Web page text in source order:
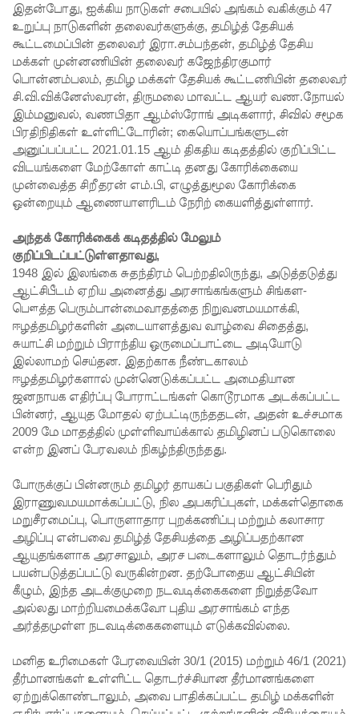
போராட்ட
ம்!
டெங்கு
மரணங்க
ளின்
எண்ணிக்
கை 64
ஆக
அதிகரிப்பு!
குவைத் -
கொழும்பு
ஸ்ரீலங்கன்
வானூர்தி
சேவைக
ள் இன்று
முதல்
மீண்டும்
ஆரம்பம்!
நாளை
இடம்பெற
வுள்ள
தரம் 5
புலமைப்ப
பரீட்சை
தொடர்பில்
இதன்போது, ஐக்கிய நாடுகள் சபையில் அங்கம் வகிக்கும் 47
உறுப்பு நாடுகளின் தலைவர்களுக்கு, தமிழ்த் தேசியக்
கூட்டமைப்பின் தலைவர் இரா.சம்பந்தன், தமிழ்த் தேசிய
மக்கள் முன்னணியின் தலைவர் கஜேந்திரகுமார்
பொன்னம்பலம், தமிழ மக்கள் தேசியக் கூட்டணியின் தலைவர்
சி.வி.விக்னேஸ்வரன், திருமலை மாவட்ட ஆயர் வண.நோயல்
இம்மனுவல், வணபிதா ஆம்ஸ்ரோங் அடிகளார், சிவில் சமூக
பிரதிநிதிகள் உள்ளிட்டோரின்; கையொப்பங்களுடன்
அனுப்பப்பட்ட 2021.01.15 ஆம் திகதிய கடிதத்தில் குறிப்பிட்ட
விடயங்களை மேற்கோள் காட்டி தனது கோரிக்கையை
முன்வைத்த சிறீதரன் எம்.பி, எழுத்துமூல கோரிக்கை
ஒன்றையும் ஆணையாளரிடம் நேரிற் கையளித்துள்ளார்.
அந்தக் கோரிக்கைக் கடிதத்தில் மேலும்
குறிப்பிடப்பட்டுள்ளதாவது,
1948 இல் இலங்கை சுதந்திரம் பெற்றதிலிருந்து, அடுத்தடுத்து
ஆட்சிபீடம் ஏறிய அனைத்து அரசாங்கங்களும் சிங்கள-
பௌத்த பெரும்பான்மைவாதத்தை நிறுவனமயமாக்கி,
ஈழத்தமிழர்களின் அடையாளத்துவ வாழ்வை சிதைத்து,
சுயாட்சி மற்றும் பிராந்திய ஒருமைப்பாட்டை அடியோடு
இல்லாமற் செய்தன. இதற்காக நீண்டகாலம்
ஈழத்தமிழர்களால் முன்னெடுக்கப்பட்ட அமைதியான
ஜனநாயக எதிர்ப்பு போராட்டங்கள் கொடூரமாக அடக்கப்பட்ட
பின்னர், ஆயுத மோதல் ஏற்பட்டிருந்ததடன், அதன் உச்சமாக
2009 மே மாதத்தில் முள்ளிவாய்க்கால் தமிழினப் படுகொலை
என்ற இனப் பேரவலம் நிகழ்ந்திருந்தது.
போருக்குப் பின்னரும் தமிழர் தாயகப் பகுதிகள் பெரிதும்
இராணுவமயமாக்கப்பட்டு, நில அபகரிப்புகள், மக்கள்தொகை
மறுசீரமைப்பு, பொருளாதார புறக்கணிப்பு மற்றும் கலாசார
அழிப்பு என்பவை தமிழ்த் தேசியத்தை அழிப்பதற்கான
ஆயுதங்களாக அரசாலும், அரச படைகளாலும் தொடர்ந்தும்
பயன்படுத்தப்பட்டு வருகின்றன. தற்போதைய ஆட்சியின்
கீழும், இந்த அடக்குமுறை நடவடிக்கைகளை நிறுத்தவோ
அல்லது மாற்றியமைக்கவோ புதிய அரசாங்கம் எந்த
அர்த்தமுள்ள நடவடிக்கைகளையும் எடுக்கவில்லை.
மனித உரிமைகள் பேரவையின் 30/1 (2015) மற்றும் 46/1 (2021)
தீர்மானங்கள் உள்ளிட்ட தொடர்ச்சியான தீர்மானங்களை
ஏற்றுக்கொண்டாலும், அவை பாதிக்கப்பட்ட தமிழ் மக்களின்